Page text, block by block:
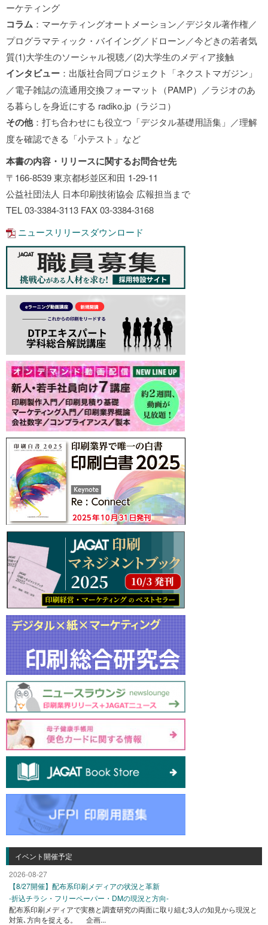
ーケティング
コラム ：マーケティングオートメーション／デジタル著作権／
プログラマティック・バイイング／ドローン／今どきの若者気
質(1)大学生のソーシャル視聴／(2)大学生のメディア接触
インタビュー ：出版社合同プロジェクト「ネクストマガジン」
／電子雑誌の流通用交換フォーマット（PAMP）／ラジオのあ
る暮らしを身近にする radiko.jp（ラジコ）
その他：打ち合わせにも役立つ「デジタル基礎用語集」／理解
度を確認できる「小テスト」など
本書の内容・リリースに関するお問合せ先
〒166-8539 東京都杉並区和田 1-29-11
公益社団法人 日本印刷技術協会 広報担当まで
TEL 03-3384-3113 FAX 03-3384-3168
ニュースリリースダウンロード
イベント開催予定
2026-08-27
【8/27開催】配布系印刷メディアの状況と革新
-折込チラシ・フリーペーパー・DMの現況と方向-
配布系印刷メディアで実務と調査研究の両面に取り組む3人の知見から現況と
対策､方向を捉える。 企画...